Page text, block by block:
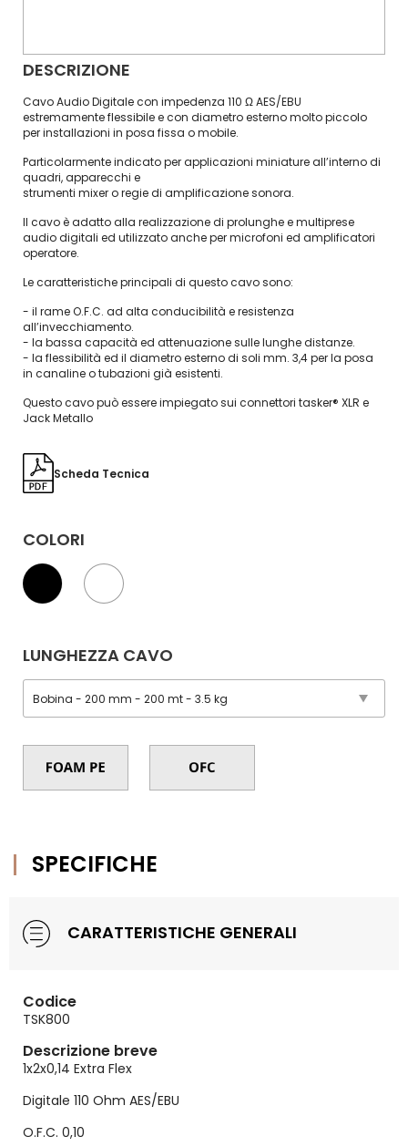
DESCRIZIONE
Cavo Audio Digitale con impedenza 110 Ω AES/EBU
estremamente flessibile e con diametro esterno molto piccolo
per installazioni in posa fissa o mobile.
Particolarmente indicato per applicazioni miniature all’interno di
quadri, apparecchi e
strumenti mixer o regie di amplificazione sonora.
Il cavo è adatto alla realizzazione di prolunghe e multiprese
audio digitali ed utilizzato anche per microfoni ed amplificatori
operatore.
Le caratteristiche principali di questo cavo sono:
- il rame O.F.C. ad alta conducibilità e resistenza
all’invecchiamento.
- la bassa capacità ed attenuazione sulle lunghe distanze.
- la flessibilità ed il diametro esterno di soli mm. 3,4 per la posa
in canaline o tubazioni già esistenti.
Questo cavo può essere impiegato sui connettori tasker® XLR e
Jack Metallo
Scheda Tecnica
COLORI
LUNGHEZZA CAVO
SPECIFICHE
CARATTERISTICHE GENERALI
Codice
TSK800
Descrizione breve
1x2x0,14 Extra Flex
Digitale 110 Ohm AES/EBU
O.F.C. 0,10